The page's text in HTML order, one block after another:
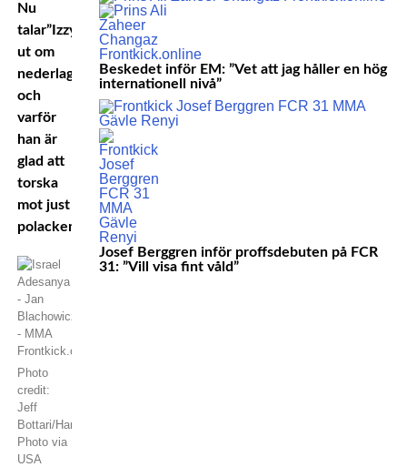
Nu
talar”Izzy”
ut om
nederlaget
och
varför
han är
glad att
torska
mot just
polacken.
Photo
credit:
Jeff
Bottari/Handout
Photo via
USA
Beskedet inför EM: ”Vet att jag håller en hög
internationell nivå”
Josef Berggren inför proffsdebuten på FCR
31: ”Vill visa fint våld”